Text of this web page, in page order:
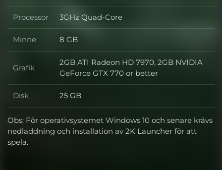
Processor Processor
3GHz Quad-Core
Minne Minne
8 GB
Grafik Grafik
2GB ATI Radeon HD 7970, 2GB NVIDIA
GeForce GTX 770 or better
Disk Disk
25 GB
Obs: För operativsystemet Windows 10 och senare krävs
nedladdning och installation av 2K Launcher för att
spela.